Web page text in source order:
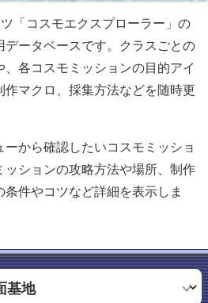
「コスモエクスプローラー」の
データベースです。クラスごとの
、各コスモミッションの目的アイ
マクロ、採集方法などを随時更
ーから確認したいコスモミッショ
ッションの攻略方法や場所、制作
件やコツなど詳細を表示しま